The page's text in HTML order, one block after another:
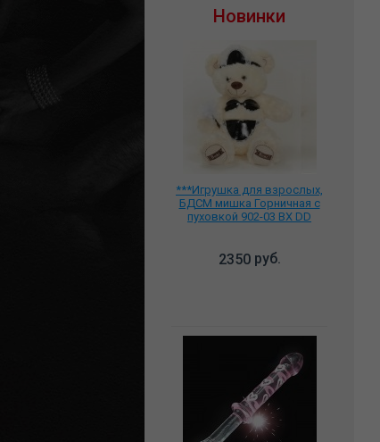
Новинки
***Игрушка для взрослых,
БДСМ мишка Горничная с
пуховкой 902-03 BX DD
2350руб.